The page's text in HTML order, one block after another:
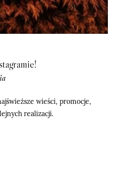
wieści, promocje,
realizacji.